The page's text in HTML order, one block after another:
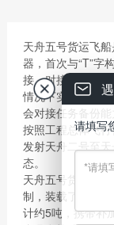
天舟五号货运飞
器，首次与“T”字
接，对接目标达
情况下实施货运飞
会对接任务备份能
按照工程总体飞
发射天舟二号至
态。
天舟五号货运飞
制，装载了航天员
计约5吨，携带补
请填写